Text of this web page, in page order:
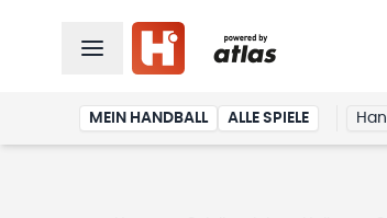
MEIN HANDBALL ALLE SPIELE